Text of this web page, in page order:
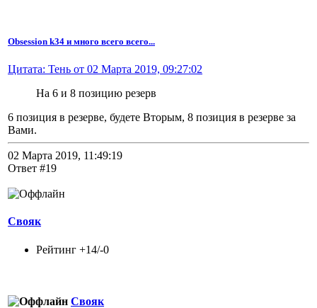
Obsession k34 и много всего всего...
Цитата: Тень от 02 Марта 2019, 09:27:02
На 6 и 8 позицию резерв
6 позиция в резерве, будете Вторым, 8 позиция в резерве за
Вами.
02 Марта 2019, 11:49:19
Ответ #19
Свояк
Рейтинг +14/-0
Свояк